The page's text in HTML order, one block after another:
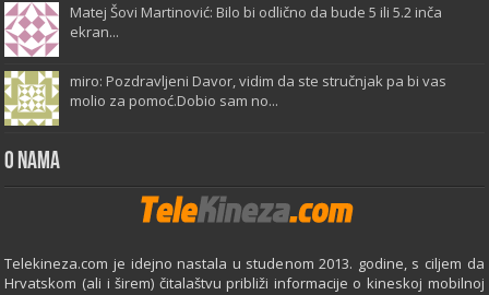
Matej Šovi Martinović: Bilo bi odlično da bude 5 ili 5.2 inča
ekran...
miro: Pozdravljeni Davor, vidim da ste stručnjak pa bi vas
molio za pomoć.Dobio sam no...
O Nama
Telekineza.com je idejno nastala u studenom 2013. godine, s ciljem da
Hrvatskom (ali i širem) čitalaštvu približi informacije o kineskoj mobilnoj